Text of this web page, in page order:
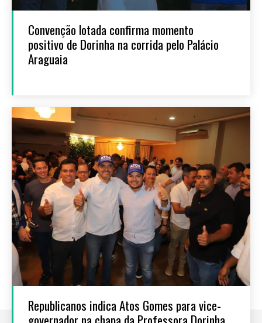
Convenção lotada confirma momento
positivo de Dorinha na corrida pelo Palácio
Araguaia
Republicanos indica Atos Gomes para vice-